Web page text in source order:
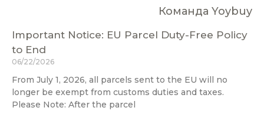
Команда Yoybuy
Important Notice: EU Parcel Duty-Free Policy
to End
06/22/2026
From July 1, 2026, all parcels sent to the EU will no
longer be exempt from customs duties and taxes.
Please Note: After the parcel